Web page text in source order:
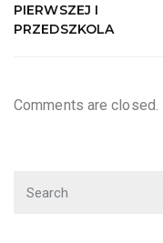
PIERWSZEJ I
PRZEDSZKOLA
Comments are closed.